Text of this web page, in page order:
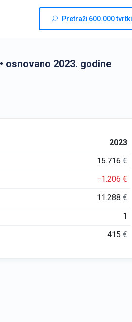
Pretraži 600.000 tvrtki
• osnovano 2023. godine
2023
15.716€
−1.206€
11.288€
1
415€